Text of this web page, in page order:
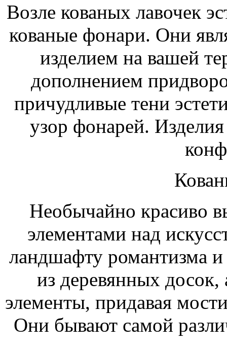
Возле кованых лавочек
кованые фонари. Они
изделием на вашей
дополнением
причудливые тени
узор фонарей.
Необычайно красиво
элементами над
ландшафту романтизма
из деревянных
элементы, придавая
Они бывают самой